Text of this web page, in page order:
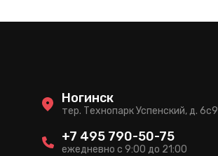
тер. Технопарк Успенский, д. 6c9
Ногинск
ежедневно с 9:00 до 21:00
+7 495 790-50-75